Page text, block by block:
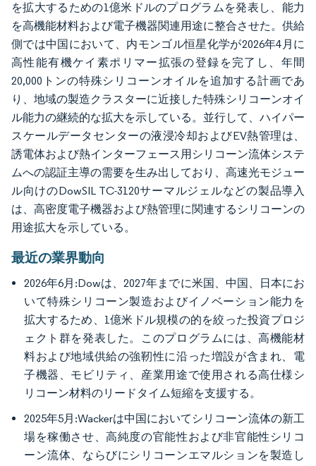
を拡大するための1億米ドルのプログラムを発表し、能力
を高機能材料および電子機器関連用途に整合させた。供給
側では中国において、内モンゴル恒星化学が2026年4月に
高性能有機ケイ素ポリマー拡張の登録を完了し、年間
20,000トンの特殊シリコーンオイルを追加する計画であ
り、地域の製造クラスターに近接した特殊シリコーンオイ
ル能力の継続的な拡大を示している。並行して、ハイパー
スケールデータセンターの液浸冷却およびEV熱管理は、
誘電体および熱インターフェース用シリコーン流体システ
ムへの認証主導の需要を生み出しており、高速光モジュー
ル向けのDowSIL TC-3120サーマルジェルなどの製品導入
は、高密度電子機器および熱管理に関連するシリコーンの
用途拡大を示している。
最近の業界動向
2026年6月:Dowは、2027年までに米国、中国、日本にお
いて特殊シリコーン製造およびイノベーション能力を
拡大するため、1億米ドル規模の的を絞った投資プロジ
ェクト群を発表した。このプログラムには、高機能材
料および地域供給の強靭性に沿った増設が含まれ、電
子機器、モビリティ、産業用途で使用される高仕様シ
リコーン材料のリードタイム短縮を支援する。
2025年5月:Wackerは中国においてシリコーン流体の新工
場を稼働させ、高純度の官能性および非官能性シリコ
ーン流体、ならびにシリコーンエマルションを製造し